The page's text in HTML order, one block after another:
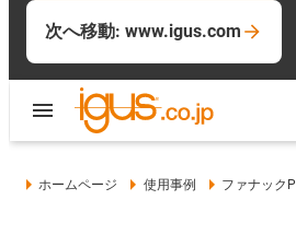
次へ移動: www.igus.com
ホームページ 使用事例 ファナック